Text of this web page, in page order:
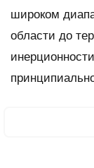
широком
области до